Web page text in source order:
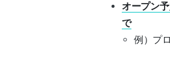
オープン
で
例）プ